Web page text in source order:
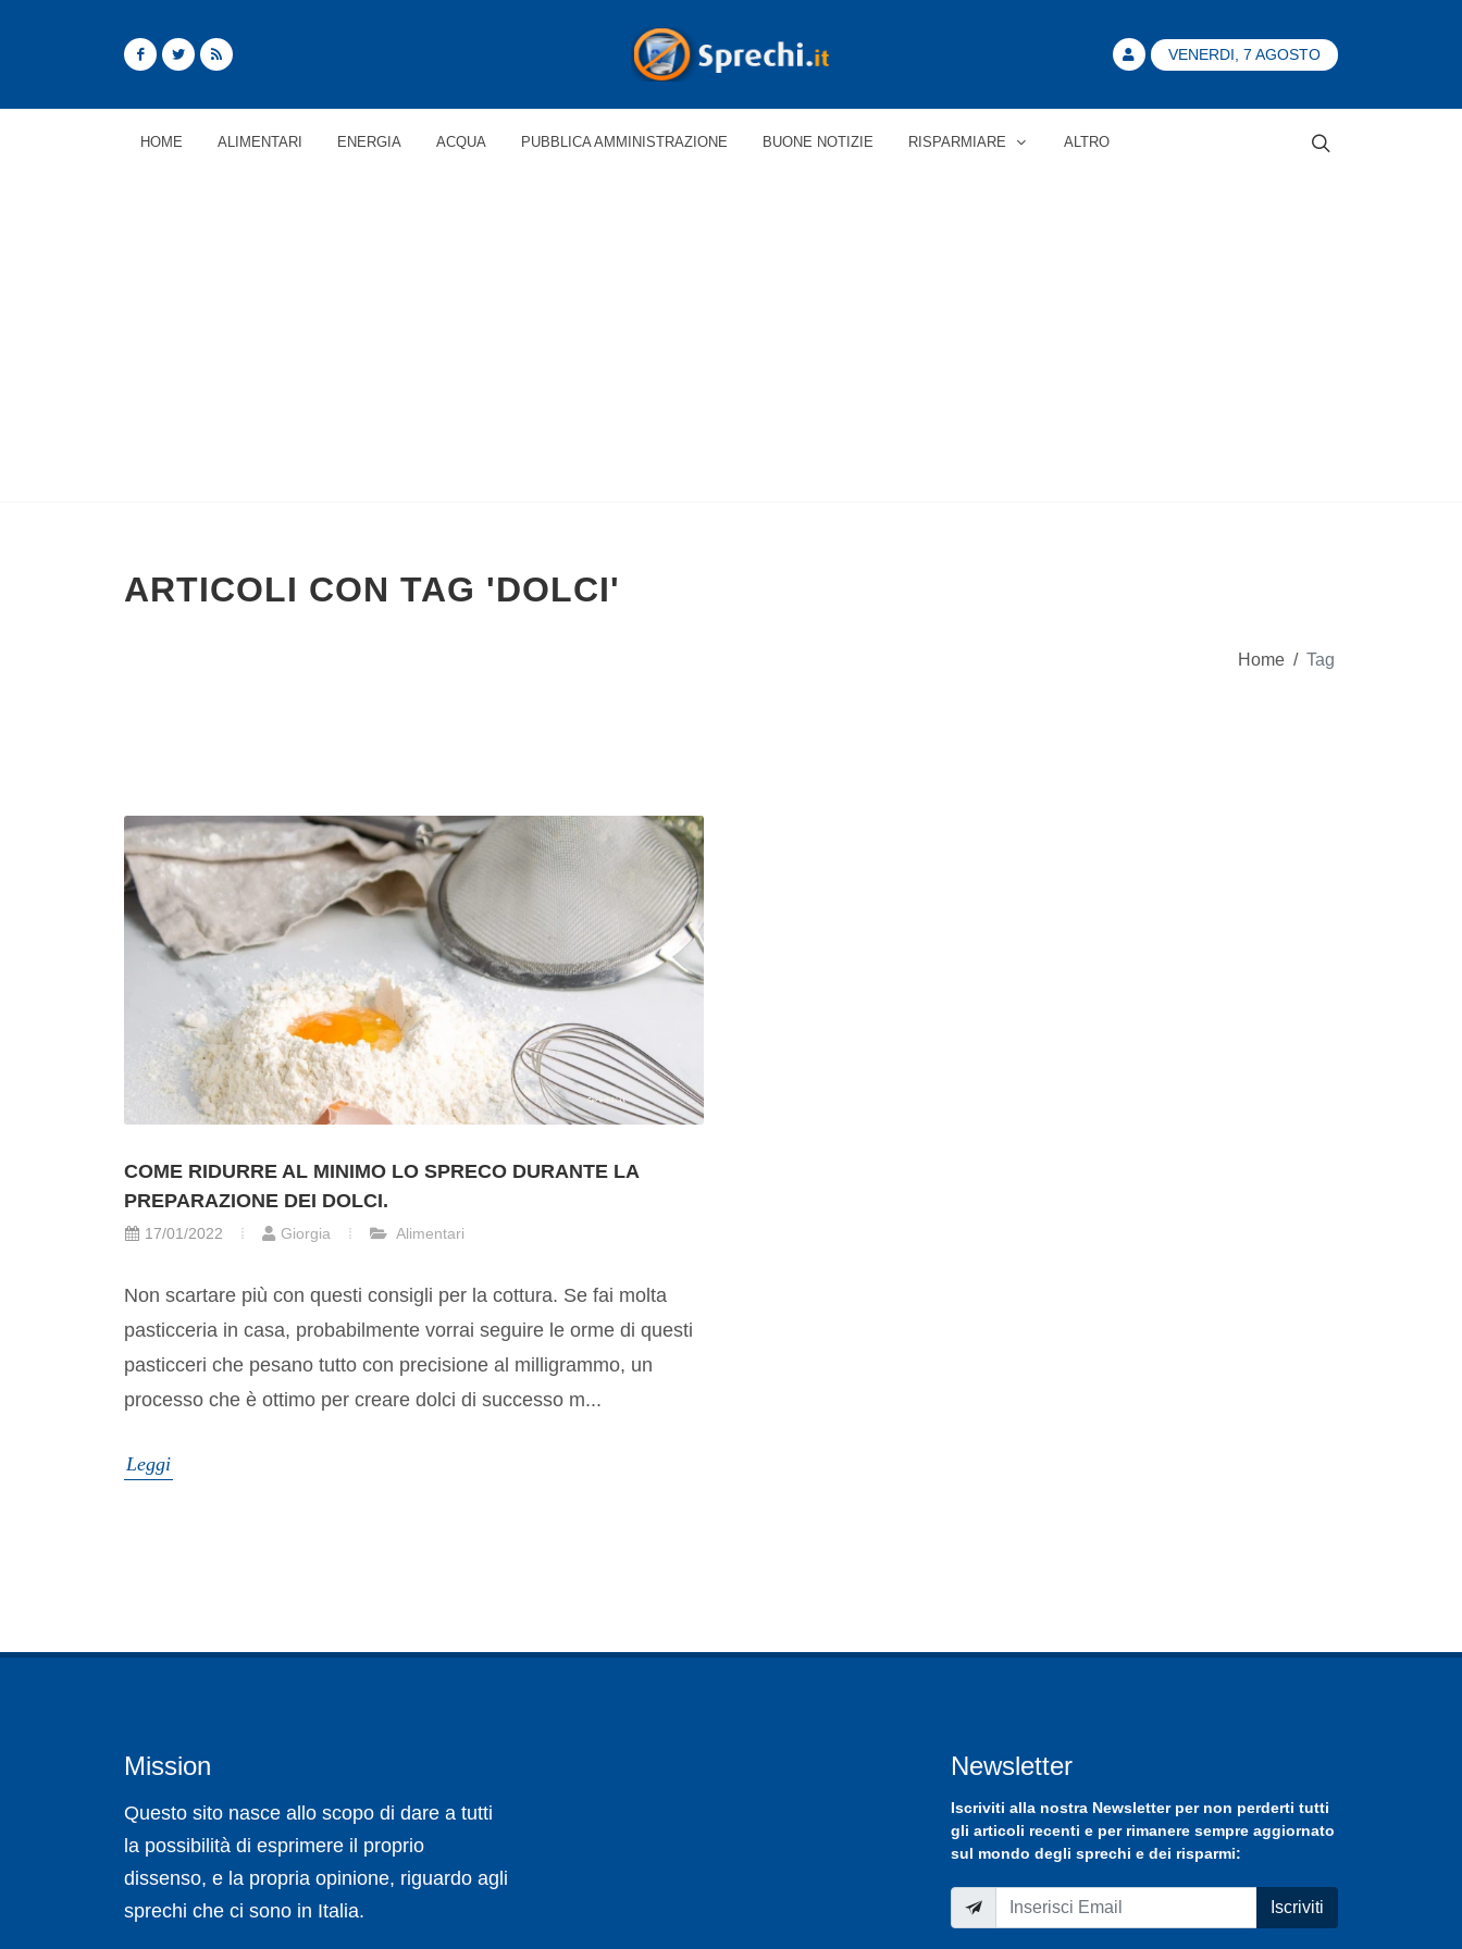
VENERDI, 7 AGOSTO
HOME ALIMENTARI ENERGIA ACQUA PUBBLICA AMMINISTRAZIONE BUONE NOTIZIE RISPARMIARE ALTRO
ARTICOLI CON TAG 'DOLCI'
Home / Tag
COME RIDURRE AL MINIMO LO SPRECO DURANTE LA
PREPARAZIONE DEI DOLCI.
17/01/2022 Giorgia Alimentari
Non scartare più con questi consigli per la cottura. Se fai molta
pasticceria in casa, probabilmente vorrai seguire le orme di questi
pasticceri che pesano tutto con precisione al milligrammo, un
processo che è ottimo per creare dolci di successo m...
Leggi
Mission
Questo sito nasce allo scopo di dare a tutti
la possibilità di esprimere il proprio
dissenso, e la propria opinione, riguardo agli
sprechi che ci sono in Italia.
Newsletter
Iscriviti alla nostra Newsletterper non perderti tutti
gli articoli recenti e per rimanere sempre aggiornato
sul mondo degli sprechi e dei risparmi:
Iscriviti